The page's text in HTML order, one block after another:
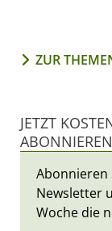
ZUR
JETZT
ABONNIEREN
Abonnieren
Newsletter
Woche die